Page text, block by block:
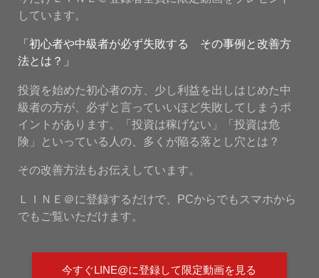
しています。
「初心者や中級者が必ず失敗する その事例と改善方
法とは？」
投資を始めた初心者の方、少し利益を出しはじめた中
級者の方が、必ずと言っていいほど失敗してしまうポ
イントがあります。「投資は稼げない」「投資は危
険」といっている人の、多くが陥る落とし穴とは？
その改善方法もお伝えしています。
ＬＩＮＥ＠に登録するだけで、PCからでもスマホから
でもご覧いただけます。
今すぐLINE@に登録して限定動画を見る